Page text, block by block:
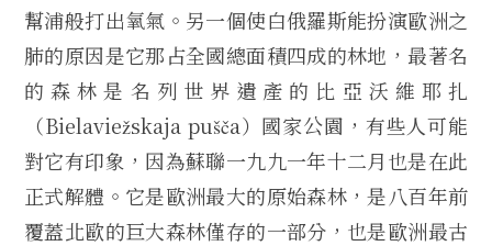
幫浦般打出氧氣。另一個使白俄羅斯能扮演歐洲之
肺的原因是它那占全國總面積四成的林地，最著名
的森林是名列世界遺產的比亞沃維耶扎
（Bielaviežskaja pušča）國家公園，有些人可能
對它有印象，因為蘇聯一九九一年十二月也是在此
正式解體。它是歐洲最大的原始森林，是八百年前
覆蓋北歐的巨大森林僅存的一部分，也是歐洲最古